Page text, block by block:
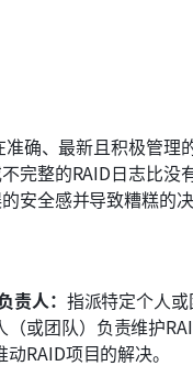
准确、最新且积极管理
完整的RAID日志比没
安全感并导致糟糕的决
责人： 指派特定个人
（或团队）负责维护
RAID项目的解决。